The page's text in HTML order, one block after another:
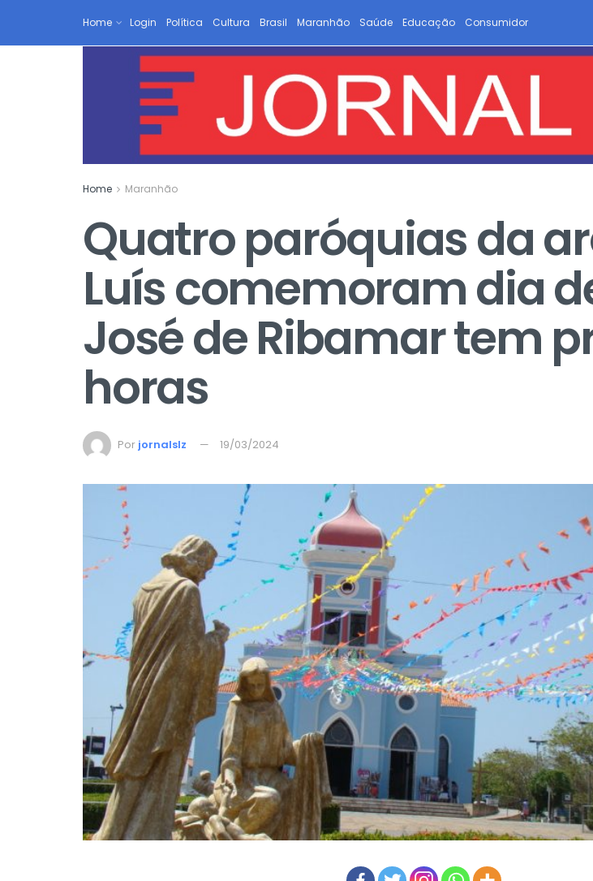
Home Login Política Cultura Brasil Maranhão Saúde Educação Consumidor
Home Maranhão
Quatro paróquias da
Luís comemoram dia
José de Ribamar tem
horas
Por jornalslz 19/03/2024